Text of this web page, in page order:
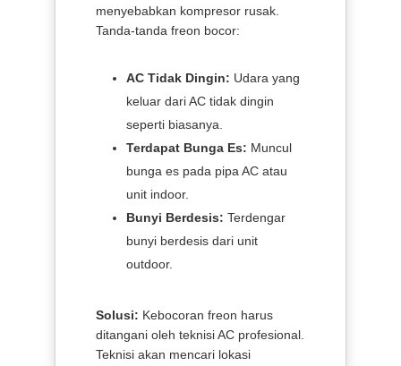
menyebabkan kompresor rusak.
Tanda-tanda freon bocor:
AC Tidak Dingin: Udara yang
keluar dari AC tidak dingin
seperti biasanya.
Terdapat Bunga Es: Muncul
bunga es pada pipa AC atau
unit indoor.
Bunyi Berdesis: Terdengar
bunyi berdesis dari unit
outdoor.
Solusi: Kebocoran freon harus
ditangani oleh teknisi AC profesional.
Teknisi akan mencari lokasi